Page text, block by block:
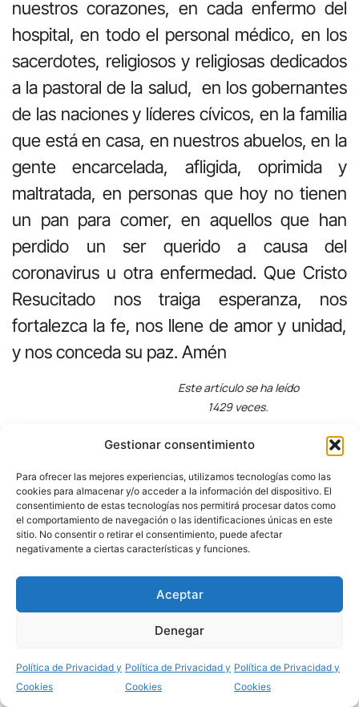
Gestionar consentimiento
Para ofrecer las mejores experiencias, utilizamos tecnologías como las
cookies para almacenar y/o acceder a la información del dispositivo. El
consentimiento de estas tecnologías nos permitirá procesar datos como
el comportamiento de navegación o las identificaciones únicas en este
sitio. No consentir o retirar el consentimiento, puede afectar
negativamente a ciertas características y funciones.
Aceptar
Denegar
Política de Privacidad y
Cookies
Política de Privacidad y
Cookies
Política de Privacidad y
Cookies
nuestros corazones, en cada enfermo del
hospital, en todo el personal médico, en los
sacerdotes, religiosos y religiosas dedicados
a la pastoral de la salud, en los gobernantes
de las naciones y líderes cívicos, en la familia
que está en casa, en nuestros abuelos, en la
gente encarcelada, afligida, oprimida y
maltratada, en personas que hoy no tienen
un pan para comer, en aquellos que han
perdido un ser querido a causa del
coronavirus u otra enfermedad. Que Cristo
Resucitado nos traiga esperanza, nos
fortalezca la fe, nos llene de amor y unidad,
y nos conceda su paz. Amén
Este artículo se ha leído
1429 veces.
Un comentario
Ricardo Insuasty dice: 20 febrero, 2025 a las 20:30
sugiero ponerlos en orden, con una numeración clara y
Deja una respuesta